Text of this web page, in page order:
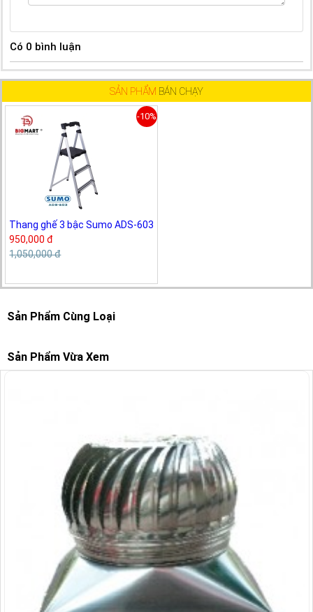
Có 0 bình luận
SẢN PHẨM BÁN CHẠY
-10%
Thang ghế 3 bậc Sumo ADS-603
950,000 đ
1,050,000 đ
Sản Phẩm Cùng Loại
Sản Phẩm Vừa Xem